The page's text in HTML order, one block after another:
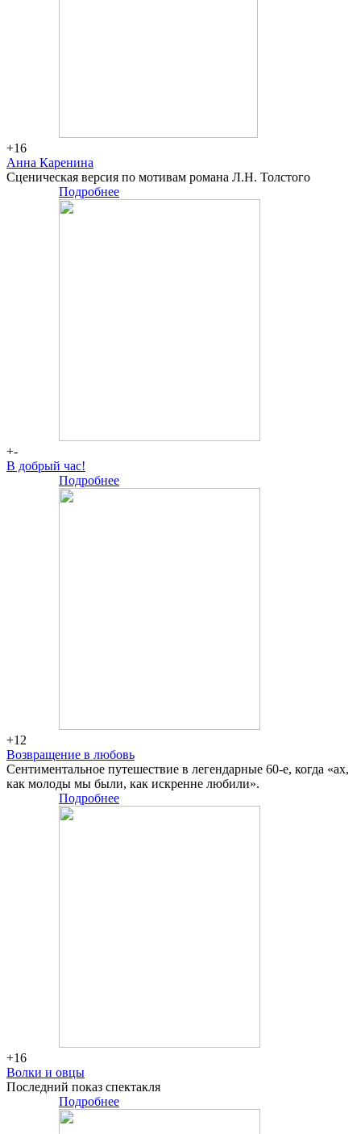
+16
Анна Каренина
Сценическая версия по мотивам романа Л.Н. Толстого
Подробнее
+-
В добрый час!
Подробнее
+12
Возвращение в любовь
Сентиментальное путешествие в легендарные 60-е, когда «ах,
как молоды мы были, как искренне любили».
Подробнее
+16
Волки и овцы
Последний показ спектакля
Подробнее